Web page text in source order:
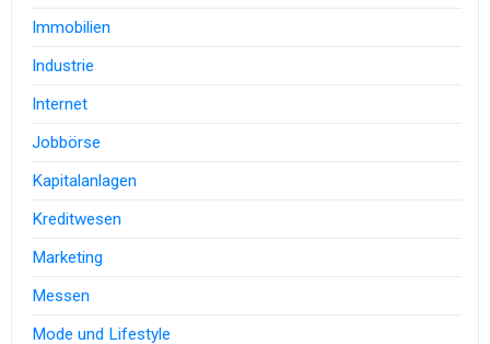
Immobilien
Industrie
Internet
Jobbörse
Kapitalanlagen
Kreditwesen
Marketing
Messen
Mode und Lifestyle